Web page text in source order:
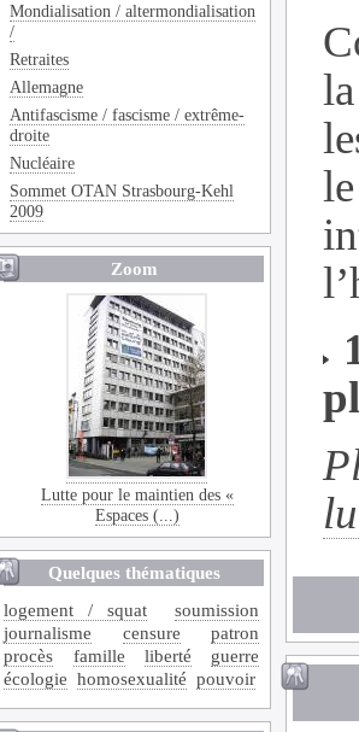
Mondialisation / altermondialisation
/
Retraites
Allemagne
Antifascisme / fascisme / extrême-
droite
Nucléaire
Sommet OTAN Strasbourg-Kehl
2009
Zoom
Lutte pour le maintien des «
Espaces (...)
Quelques thématiques
logement / squat
soumission
journalisme
censure
patron
procès
famille liberté
guerre
écologie homosexualité pouvoir